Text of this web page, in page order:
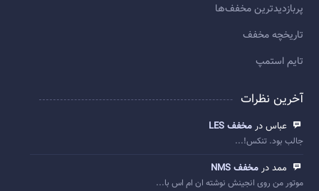
پربازديدترين مخفف‌ها
تاريخچه مخفف
تایم استمپ
آخرین نظرات
عباس در مخفف LES
جالب بود. تنکس!...
ممد در مخفف NMS
موتور من روی انجینش نوشته ان ام اس با...